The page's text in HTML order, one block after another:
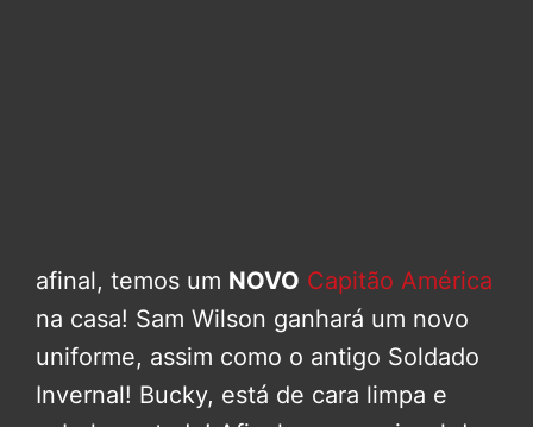
afinal, temos um NOVO Capitão América
na casa! Sam Wilson ganhará um novo
uniforme, assim como o antigo Soldado
Invernal! Bucky, está de cara limpa e